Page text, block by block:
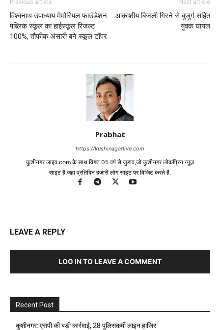
Previous article
विश्वनाथ उपाध्याय मेमोरियल फाउंडेशन
पब्लिक स्कूल का हाईस्कूल रिजल्ट
100%, तौफीक अंसारी बने स्कूल टॉपर
Next article
आकाशीय बिजली गिरने से बुजुर्ग सहित
युवक घायल
Prabhat
https://kushinagarlive.com
कुशीनगर लाइव.com के साथ विगत 05 वर्ष से जुडाव,जो कुशीनगर लोकप्रिय न्यूज़
साइट है.जहा प्रतिदिन हजारों लोग साइट पर विजिट करते है.
LEAVE A REPLY
LOG IN TO LEAVE A COMMENT
Recent Post
कुशीनगर: एसपी की बड़ी कार्रवाई, 28 पुलिसकर्मी लाइन हाजिर